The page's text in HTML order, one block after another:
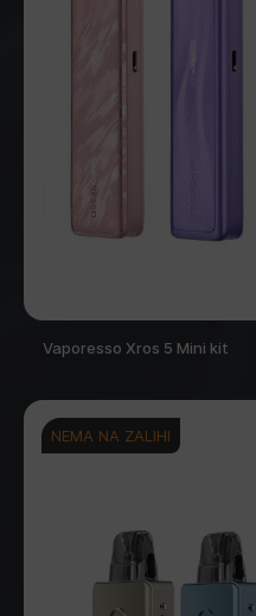
Vaporesso Xros 5 Mini kit
NEMA NA ZALIHI